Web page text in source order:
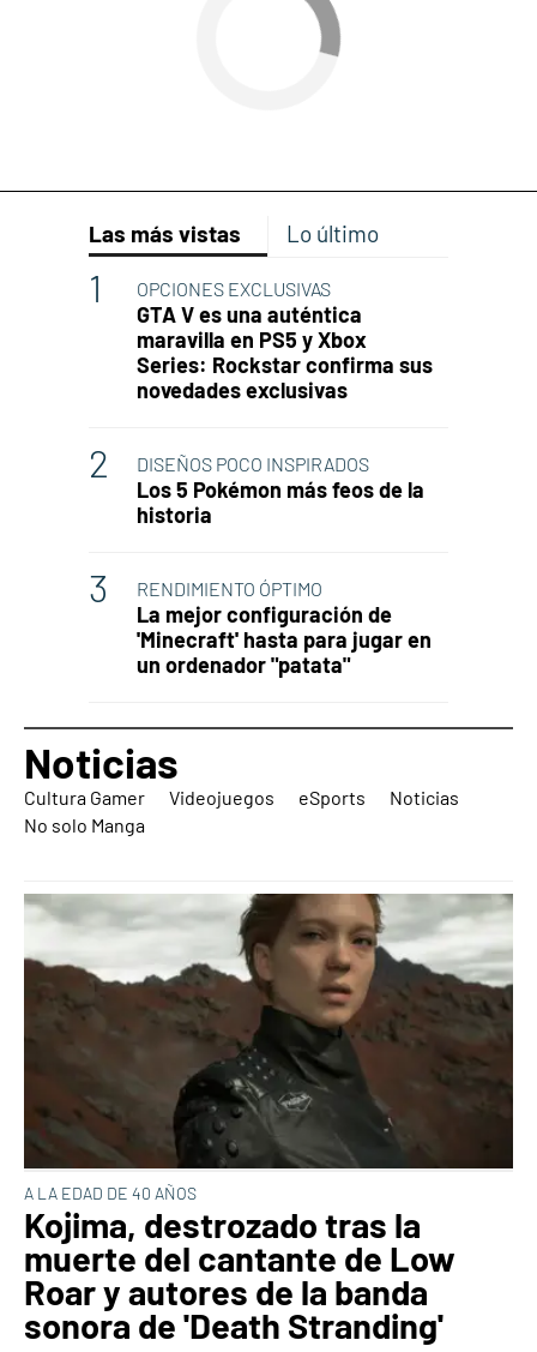
Las más vistas Lo último
OPCIONES EXCLUSIVAS
GTA V es una auténtica
maravilla en PS5 y Xbox
Series: Rockstar confirma sus
novedades exclusivas
DISEÑOS POCO INSPIRADOS
Los 5 Pokémon más feos de la
historia
RENDIMIENTO ÓPTIMO
La mejor configuración de
'Minecraft' hasta para jugar en
un ordenador "patata"
Noticias
Cultura Gamer Videojuegos eSports
Noticias
No solo Manga
A LA EDAD DE 40 AÑOS
Kojima, destrozado tras la
muerte del cantante de Low
Roar y autores de la banda
sonora de 'Death Stranding'